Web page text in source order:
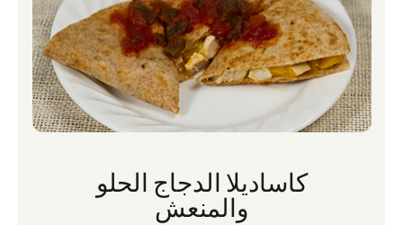
كاساديلا الدجاج الحلو
والمنعش